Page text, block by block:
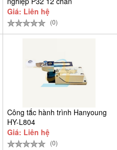
Giá: Liên hệ
(0)
Công tắc hành trình Hanyoung
HY-L804
Giá: Liên hệ
(0)